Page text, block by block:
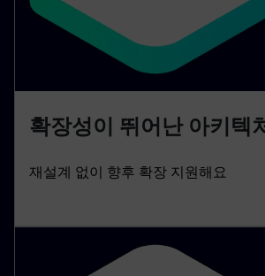
확장성이 뛰어난 아키텍
재설계 없이 향후 확장 지원해요